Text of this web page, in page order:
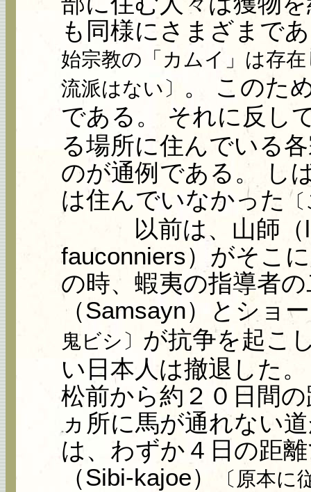
も同様にさまざまで
始宗教の「カムイ」は存
流派はない〕 。 このた
である。 それに反し
る場所に住んでいる
のが通例である。 し
は住んでいなかった
以前は、山師（
fauconniers）がそこ
の時、蝦夷の指導者
（Samsayn）とショ
鬼ビシ〕 が抗争を起こ
い日本人は撤退した
松前から約２０日間
ヵ所に馬が通れない
は、わずか４日の距
（Sibi-kajoe）
〔原本に